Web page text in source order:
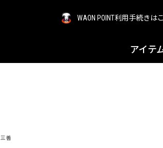
WAON POINT利用手続きは
アイテ
三善